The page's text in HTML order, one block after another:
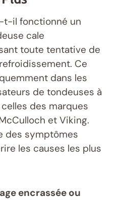
t-il fonctionné un
cale
toute tentative de
Ce
dans les
de tondeuses à
des marques
et Viking.
des symptômes
les causes les plus
encrassée ou